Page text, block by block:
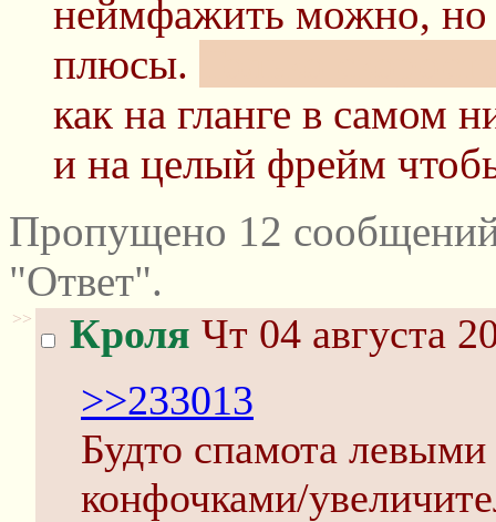
неймфажить можно,
плюсы.
как на гланге в самом
и на целый фрейм
Пропущено 12
"Ответ".
>> Кроля Чт 04 августа
>>233013
Будто спамота
конфочками/